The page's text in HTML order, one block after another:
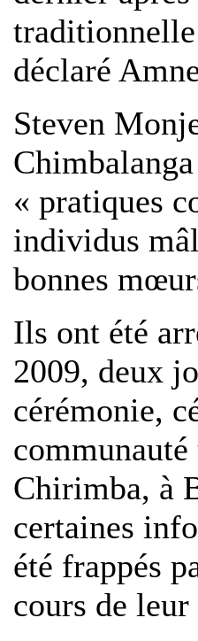
déclaré
Steven
« pratiques
individus
bonnes
Ils ont été
2009, deux
cérémonie,
Chirimba, à
certaines
été frappés
cours de